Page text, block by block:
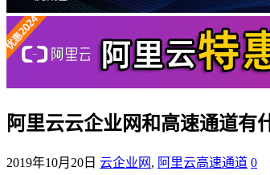
阿里云云企业网和高速通道有
2019年10月20日 云企业网 , 阿里云高速通道 0